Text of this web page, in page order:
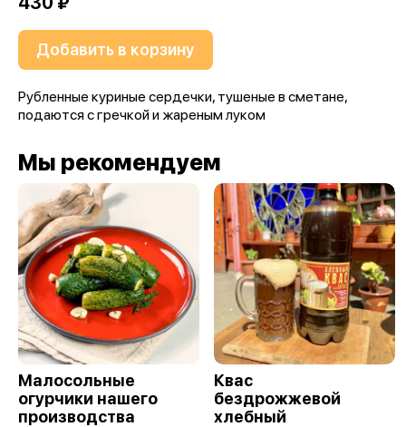
Добавить в корзину
Рубленные куриные сердечки, тушеные в сметане,
подаются с гречкой и жареным луком
Мы рекомендуем
Малосольные
огурчики нашего
производства
Квас
бездрожжевой
хлебный